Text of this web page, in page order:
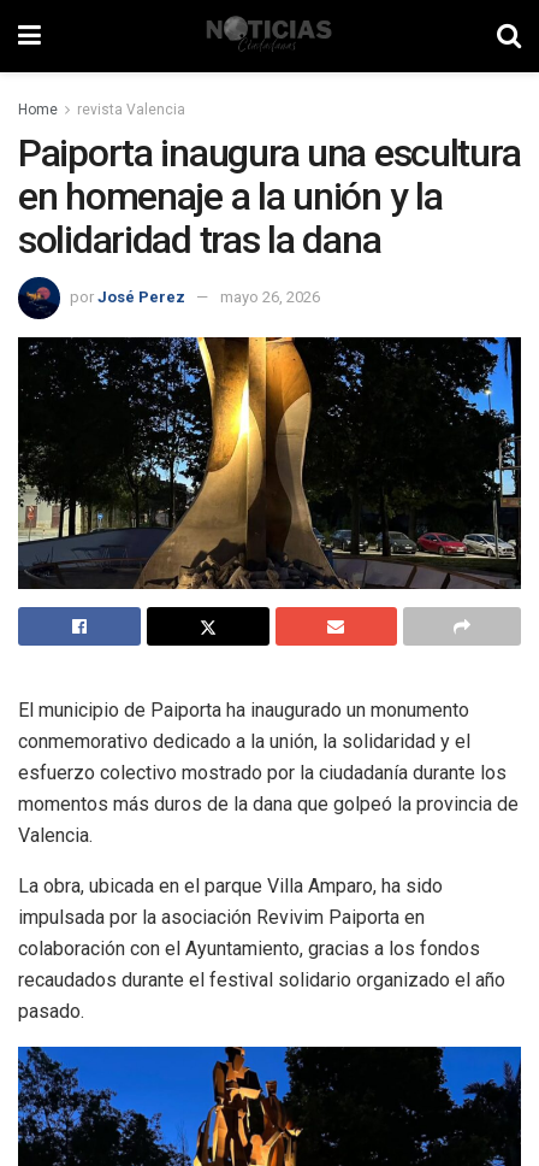
Home revista Valencia
Paiporta inaugura una escultura
en homenaje a la unión y la
solidaridad tras la dana
por José Perez mayo 26, 2026
El municipio de Paiporta ha inaugurado un monumento
conmemorativo dedicado a la unión, la solidaridad y el
esfuerzo colectivo mostrado por la ciudadanía durante los
momentos más duros de la dana que golpeó la provincia de
Valencia.
La obra, ubicada en el parque Villa Amparo, ha sido
impulsada por la asociación Revivim Paiporta en
colaboración con el Ayuntamiento, gracias a los fondos
recaudados durante el festival solidario organizado el año
pasado.